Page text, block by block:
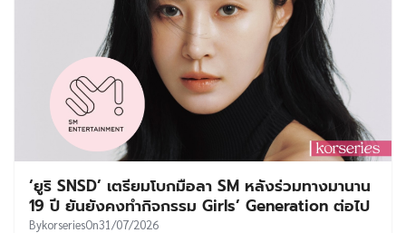
‘ยูริ SNSD’ เตรียมโบกมือลา SM หลังร่วมทางมานาน
19 ปี ยันยังคงทำกิจกรรม Girls’ Generation ต่อไป
BykorseriesOn31/07/2026